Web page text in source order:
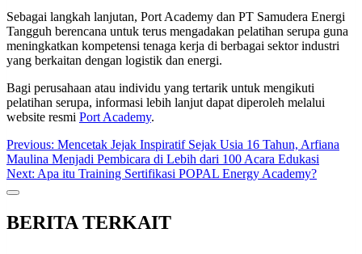
Sebagai langkah lanjutan, Port Academy dan PT Samudera Energi
Tangguh berencana untuk terus mengadakan pelatihan serupa guna
meningkatkan kompetensi tenaga kerja di berbagai sektor industri
yang berkaitan dengan logistik dan energi.
Bagi perusahaan atau individu yang tertarik untuk mengikuti
pelatihan serupa, informasi lebih lanjut dapat diperoleh melalui
website resmi Port Academy.
Post
navigation
Previous: Mencetak Jejak Inspiratif Sejak Usia 16 Tahun, Arfiana
Maulina Menjadi Pembicara di Lebih dari 100 Acara Edukasi
Next: Apa itu Training Sertifikasi POPAL Energy Academy?
BERITA TERKAIT